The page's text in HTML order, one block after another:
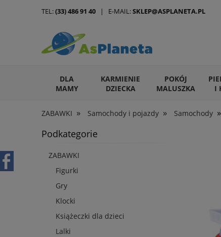
DLA
MAMY
KARMIENIE
DZIECKA
POKÓJ
MALUSZKA
I
ARTYKUŁY DLA ZWIERZĄT
ZABAWKI » Samochody i pojazdy » Samochody »
TEL:(33) 486 91 40 | E-MAIL:SKLEP@ASPLANETA.PL
Podkategorie
ZABAWKI
Figurki
Gry
Klocki
Książeczki dla dzieci
Lalki